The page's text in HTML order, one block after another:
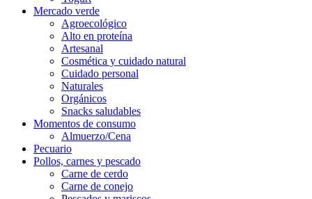
Mercado verde
Agroecológico
Alto en proteína
Artesanal
Cosmética y cuidado natural
Cuidado personal
Naturales
Orgánicos
Snacks saludables
Momentos de consumo
Almuerzo/Cena
Pecuario
Pollos, carnes y pescado
Carne de cerdo
Carne de conejo